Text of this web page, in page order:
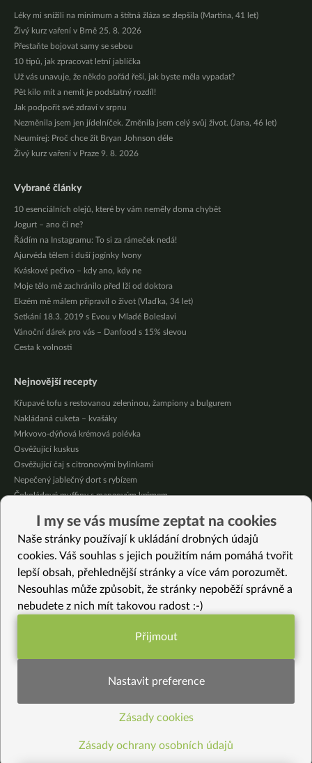
Léky mi snížili na minimum a štítná žláza se zlepšila (Martina, 41 let)
Živý kurz vaření v Brně 25. 8. 2026
Přestaňte bojovat samy se sebou
10 tipů, jak zpracovat letní jablíčka
Už vás unavuje, že někdo pořád řeší, jak byste měla vypadat?
Pět kilo mít a nemít je podstatný rozdíl!
Jak podpořit své zdraví v srpnu
Nezměnila jsem jen jídelníček. Změnila jsem celý svůj život. (Jana, 46 let)
Neumírej: Proč chce žít Bryan Johnson déle
Živý kurz vaření v Praze 9. 8. 2026
Vybrané články
10 esenciálních olejů, které by vám neměly doma chybět
Jogurt – ano či ne?
Řádím na Instagramu: To si za rámeček nedá!
Ajurvéda tělem i duší jogínky Ivony
Kváskové pečivo – kdy ano, kdy ne
Moje tělo mě zachránilo před lží od doktora
Ekzém mě málem připravil o život (Vlaďka, 34 let)
Setkání 18.3. 2019 s Evou v Mladé Boleslavi
Vánoční dárek pro vás – Danfood s 15% slevou
Cesta k volnosti
Nejnovější recepty
Křupavé tofu s restovanou zeleninou, žampiony a bulgurem
Nakládaná cuketa – kvašáky
Mrkvovo-dýňová krémová polévka
Osvěžující kuskus
Osvěžující čaj s citronovými bylinkami
Nepečený jablečný dort s rybízem
Čokoládové muffiny s mangovým krémem
Krémová zeleninová polévka s koprem a vločkami
Celozrnná rýže basmati se zeleninou
Vybrané recepty
Slané Taiyaki
Zapečená kaše na snídani nebo svačinu
Makový krém plný vápníku
Tokyo balls (bezlepkové)
I my se vás musíme zeptat na cookies
Naše stránky používají k ukládání drobných údajů
cookies. Váš souhlas s jejich použitím nám pomáhá tvořit
lepší obsah, přehlednější stránky a více vám porozumět.
Nesouhlas může způsobit, že stránky nepoběží správně a
nebudete z nich mít takovou radost :-)
Funkční nastavení potřebujeme (vždy
Statistiky pro lepší obsah
Přijmout
Nastavit preference
Zásady cookies
Zásady ochrany osobních údajů